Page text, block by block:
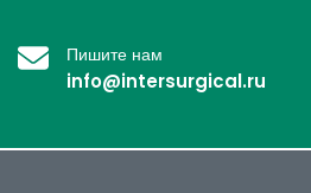
Пишите нам
info@intersurgical.ru